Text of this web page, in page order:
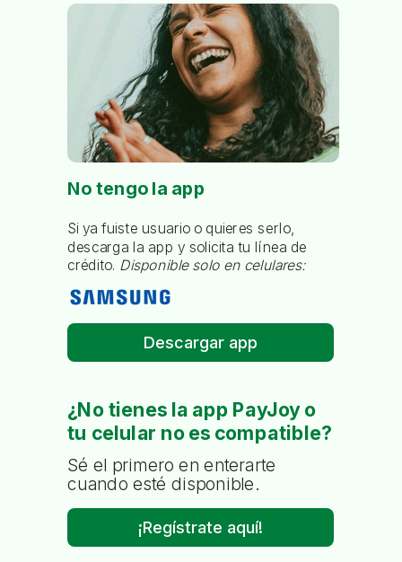
No tengo la app
Descargar app
Si ya fuiste usuario o quieres serlo,
descarga la app y solicita tu línea de
crédito. Disponible solo en celulares:
¿No tienes la app PayJoy o
tu celular no es compatible?
¡Regístrate aquí!
Sé el primero en enterarte
cuando esté disponible.